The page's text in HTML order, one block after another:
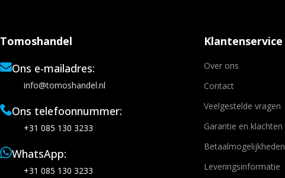
Tomoshandel
Ons e-mailadres:
info@tomoshandel.nl
Ons telefoonnummer:
+31 085 130 3233
WhatsApp:
+31 085 130 3233
Klantenservice
Over ons
Contact
Veelgestelde vragen
Garantie en klachten
Betaalmogelijkheden
Leveringsinformatie